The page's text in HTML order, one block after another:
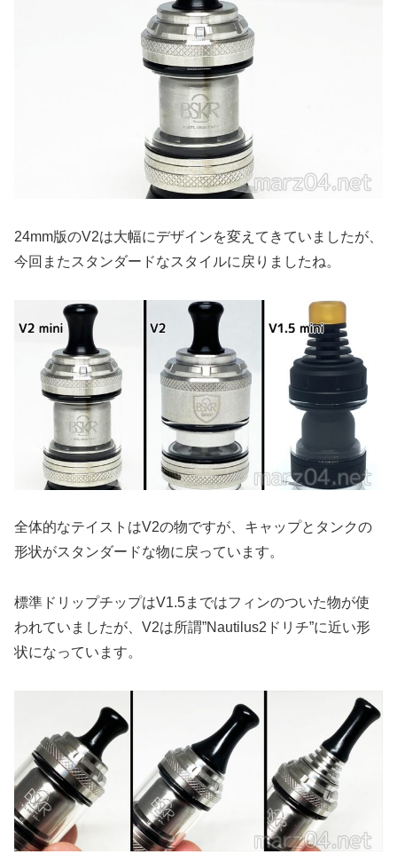
24mm版のV2は大幅にデザインを変えてきていましたが、
今回またスタンダードなスタイルに戻りましたね。
全体的なテイストはV2の物ですが、キャップとタンクの
形状がスタンダードな物に戻っています。
標準ドリップチップはV1.5まではフィンのついた物が使
われていましたが、V2は所謂”Nautilus2ドリチ”に近い形
状になっています。